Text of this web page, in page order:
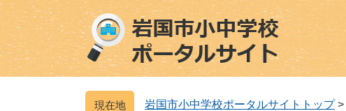
ジ
の
先
ュ
ー
を
岩国市小中学校ポータルサイトトップ >